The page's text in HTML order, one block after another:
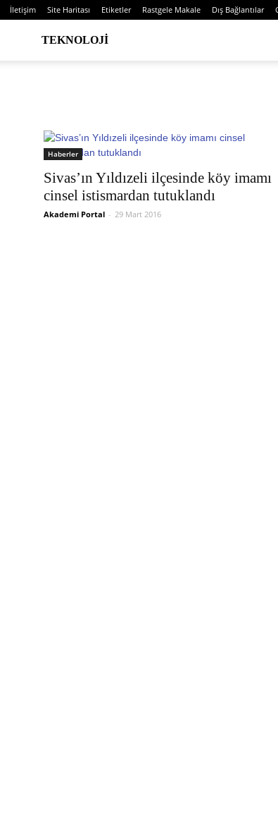
İletişim Site Haritası Etiketler Rastgele Makale Dış Bağlantılar
TEKNOLOJI
Haberler
Sivas’ın Yıldızeli ilçesinde köy imamı
cinsel istismardan tutuklandı
Akademi Portal - 29 Mart 2016